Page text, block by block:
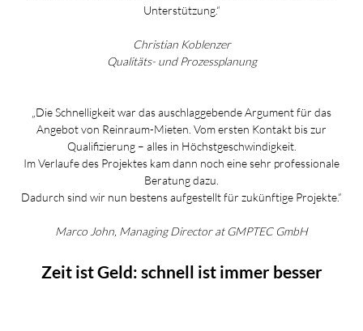
Unterstützung.“
Christian Koblenzer
Qualitäts- und Prozessplanung
„Die Schnelligkeit war das auschlaggebende Argument für das
Angebot von Reinraum-Mieten. Vom ersten Kontakt bis zur
Qualifizierung – alles in Höchstgeschwindigkeit.
Im Verlaufe des Projektes kam dann noch eine sehr professionale
Beratung dazu.
Dadurch sind wir nun bestens aufgestellt für zukünftige Projekte.“
Marco John, Managing Director at GMPTEC GmbH
Zeit ist Geld: schnell ist immer besser